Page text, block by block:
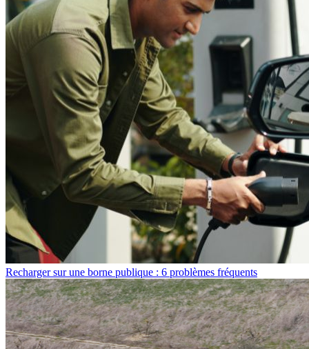
Recharger sur une borne publique : 6 problèmes fréquents